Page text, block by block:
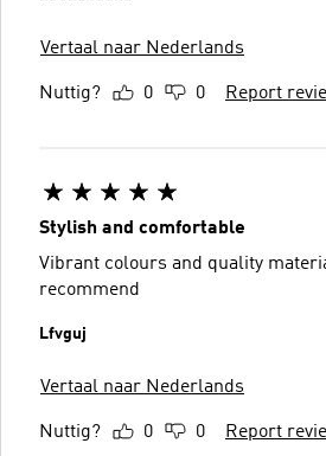
Vertaal naar Nederlands
Nuttig? 0 0 Report
Stylish and comfortable
Vibrant colours and quality
recommend
Lfvguj
Vertaal naar Nederlands
Nuttig? 0 0 Report